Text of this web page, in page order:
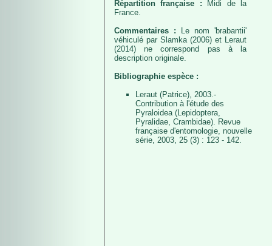
Répartition française :
Midi de la
France.
Commentaires :
Le nom 'brabantii'
véhiculé par Slamka (2006) et Leraut
(2014) ne correspond pas à la
description originale.
Bibliographie espèce :
Leraut (Patrice), 2003.-
Contribution à l'étude des
Pyraloidea (Lepidoptera,
Pyralidae, Crambidae). Revue
française d'entomologie, nouvelle
série, 2003, 25 (3) : 123 - 142.